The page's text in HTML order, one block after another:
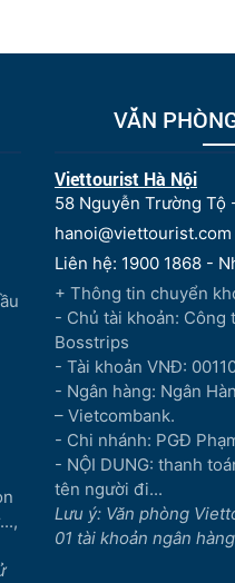
VĂN
Viettourist Hà Nội
58 Nguyễn Trường Tộ
hanoi@viettourist.com
Liên hệ: 1900 1868 -
+ Thông tin chuyển
- Chủ tài khoản: Công
Bosstrips
- Tài khoản VNĐ:
- Ngân hàng: Ngân
– Vietcombank.
- Chi nhánh: PGĐ
- NỘI DUNG: thanh
tên người đi...
Lưu ý: Văn phòng
01 tài khoản ngân